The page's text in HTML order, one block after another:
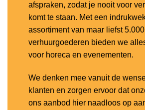
afspraken, zodat je nooit voor
komt te staan. Met een
assortiment van maar liefst 5.000
verhuurgoederen bieden we
voor horeca en evenementen.
We denken mee vanuit de
klanten en zorgen ervoor dat
ons aanbod hier naadloos op